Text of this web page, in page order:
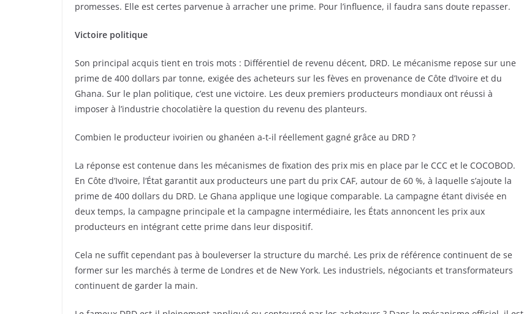
promesses. Elle est certes parvenue à arracher une prime. Pour l’influence, il faudra sans doute repasser.
Victoire politique
Son principal acquis tient en trois mots : Différentiel de revenu décent, DRD. Le mécanisme repose sur une
prime de 400 dollars par tonne, exigée des acheteurs sur les fèves en provenance de Côte d’Ivoire et du
Ghana. Sur le plan politique, c’est une victoire. Les deux premiers producteurs mondiaux ont réussi à
imposer à l’industrie chocolatière la question du revenu des planteurs.
Combien le producteur ivoirien ou ghanéen a-t-il réellement gagné grâce au DRD ?
La réponse est contenue dans les mécanismes de fixation des prix mis en place par le CCC et le COCOBOD.
En Côte d’Ivoire, l’État garantit aux producteurs une part du prix CAF, autour de 60 %, à laquelle s’ajoute la
prime de 400 dollars du DRD. Le Ghana applique une logique comparable. La campagne étant divisée en
deux temps, la campagne principale et la campagne intermédiaire, les États annoncent les prix aux
producteurs en intégrant cette prime dans leur dispositif.
Cela ne suffit cependant pas à bouleverser la structure du marché. Les prix de référence continuent de se
former sur les marchés à terme de Londres et de New York. Les industriels, négociants et transformateurs
continuent de garder la main.